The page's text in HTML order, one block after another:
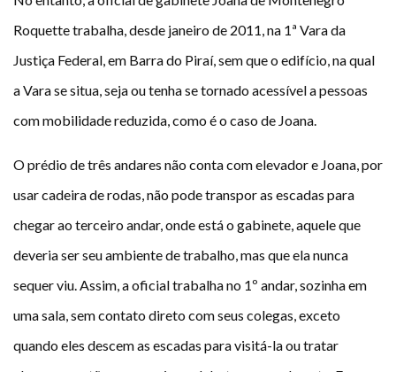
Roquette trabalha, desde janeiro de 2011, na 1ª Vara da
Justiça Federal, em Barra do Piraí, sem que o edifício, na qual
a Vara se situa, seja ou tenha se tornado acessível a pessoas
com mobilidade reduzida, como é o caso de Joana.
O prédio de três andares não conta com elevador e Joana, por
usar cadeira de rodas, não pode transpor as escadas para
chegar ao terceiro andar, onde está o gabinete, aquele que
deveria ser seu ambiente de trabalho, mas que ela nunca
sequer viu. Assim, a oficial trabalha no 1º andar, sozinha em
uma sala, sem contato direto com seus colegas, exceto
quando eles descem as escadas para visitá-la ou tratar